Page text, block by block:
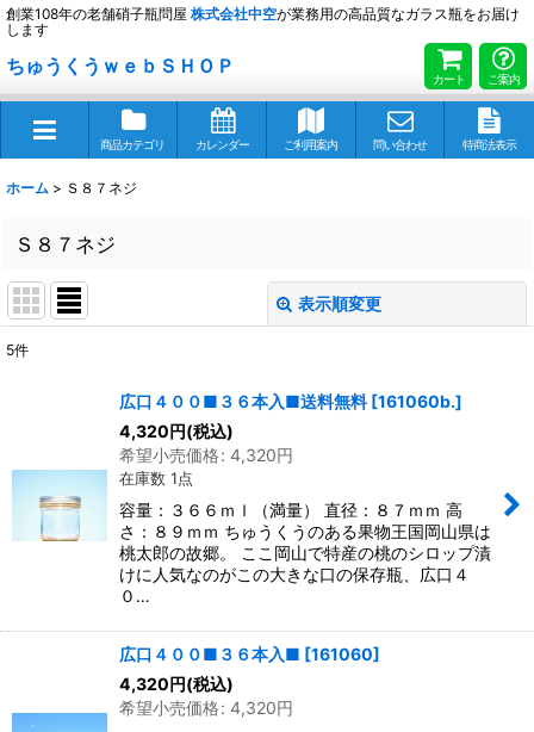
創業108年の老舗硝子瓶問屋 株式会社中空が業務用の高品質なガラス瓶をお届け
します
ちゅうくうｗｅｂＳＨＯＰ
カート ご案内
商品カテゴリ カレンダー ご利用案内 問い合わせ 特商法表示
ホーム > Ｓ８７ネジ
Ｓ８７ネジ
表示順変更
絞り込む
5件
広口４００■３６本入■送料無料 [161060b.]
4,320円(税込)
希望小売価格: 4,320円
在庫数 1点
容量：３６６ｍｌ（満量） 直径：８７ｍｍ 高
さ：８９ｍｍ ちゅうくうのある果物王国岡山県は
桃太郎の故郷。 ここ岡山で特産の桃のシロップ漬
けに人気なのがこの大きな口の保存瓶、広口４
０…
広口４００■３６本入■ [161060]
4,320円(税込)
希望小売価格: 4,320円